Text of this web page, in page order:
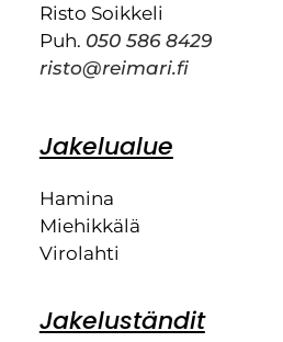
Risto Soikkeli
Puh. 050 586 8429
risto@reimari.fi
Jakelualue
Hamina
Miehikkälä
Virolahti
Jakeluständit